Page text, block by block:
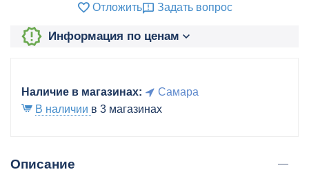
Отложить Задать вопрос
Информация по ценам
Наличие в магазинах:
Самара
В наличии в 3 магазинах
Описание